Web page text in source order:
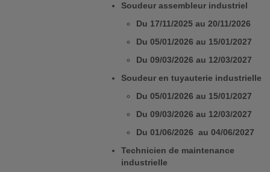
Soudeur assembleur industriel
Du 17/11/2025 au 20/11/2026
Du 05/01/2026 au 15/01/2027
Du 09/03/2026 au 12/03/2027
Soudeur en tuyauterie industrielle
Du 05/01/2026 au 15/01/2027
Du 09/03/2026 au 12/03/2027
Du 01/06/2026 au 04/06/2027
Technicien de maintenance
industrielle